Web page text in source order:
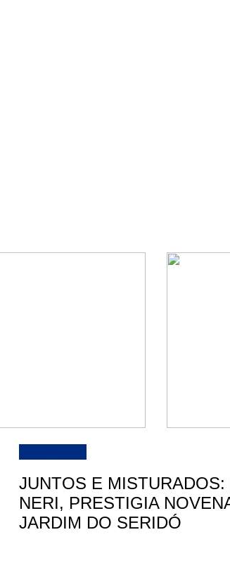
JUNTOS E
NERI, PRESTIGIA
JARDIM DO SERIDÓ